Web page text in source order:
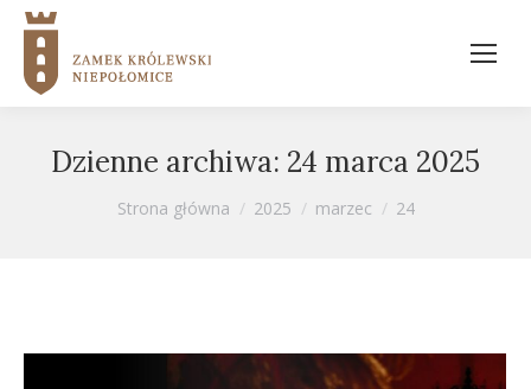
Dzienne archiwa: 24 marca 2025
Jesteś tutaj:
Strona główna 2025 marzec 24